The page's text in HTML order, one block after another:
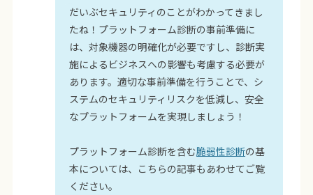
だいぶセキュリティのことがわかってきまし
たね！プラットフォーム診断の事前準備に
は、対象機器の明確化が必要ですし、診断実
施によるビジネスへの影響も考慮する必要が
あります。適切な事前準備を行うことで、シ
ステムのセキュリティリスクを低減し、安全
なプラットフォームを実現しましょう！
プラットフォーム診断を含む脆弱性診断の基
本については、こちらの記事もあわせてご覧
ください。